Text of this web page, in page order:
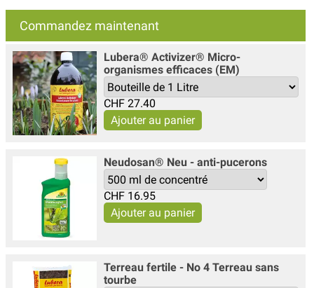
Commandez maintenant
Lubera® Activizer® Micro-
organismes efficaces (EM)
CHF 27.40
Neudosan® Neu - anti-pucerons
CHF 16.95
Terreau fertile - No 4 Terreau sans
tourbe